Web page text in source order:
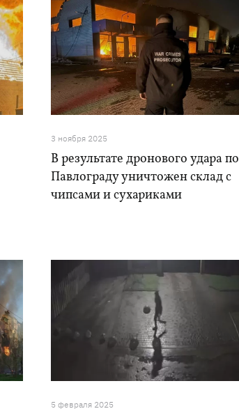
3 ноября 2025
В результате дронового удара по
Павлограду уничтожен склад с
чипсами и сухариками
5 февраля 2025